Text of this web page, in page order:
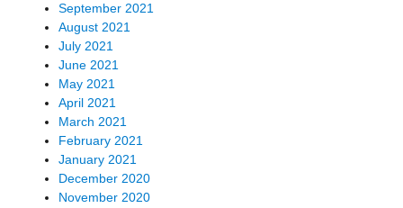
September 2021
August 2021
July 2021
June 2021
May 2021
April 2021
March 2021
February 2021
January 2021
December 2020
November 2020